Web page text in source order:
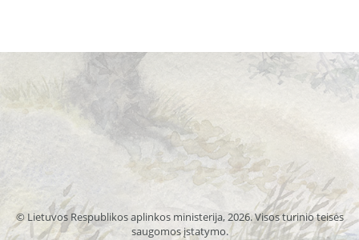
© Lietuvos Respublikos aplinkos ministerija, 2026. Visos turinio teisės
saugomos įstatymo.